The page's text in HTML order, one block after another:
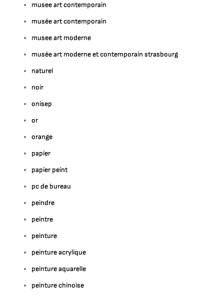
musee art contemporain
musée art contemporain
musee art moderne
musée art moderne et contemporain strasbourg
naturel
noir
onisep
or
orange
papier
papier peint
pc de bureau
peindre
peintre
peinture
peinture acrylique
peinture aquarelle
peinture chinoise